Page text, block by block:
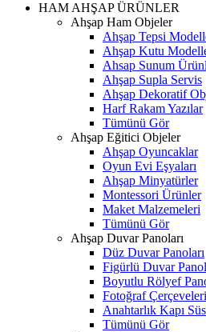
HAM AHŞAP ÜRÜNLER
Ahşap Ham Objeler
Ahşap Tepsi
Ahşap Kutu
Ahsap Sunum
Ahşap Supla Servis
Ahşap Dekoratif
Harf Rakam Yazılar
Tümünü Gör
Ahşap Eğitici Objeler
Ahşap Oyuncaklar
Oyun Evi Eşyaları
Ahşap Minyatürler
Montessori Ürünler
Maket Malzemeleri
Tümünü Gör
Ahşap Duvar Panoları
Düz Duvar Panoları
Figürlü Duvar
Boyutlu Rölyef
Fotoğraf Çerçeveleri
Anahtarlık Kapı
Tümünü Gör